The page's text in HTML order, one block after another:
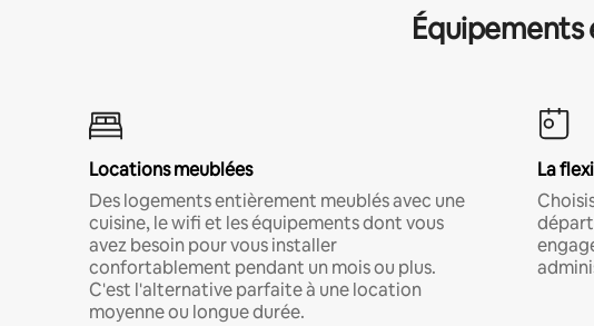
Équipements
Locations meublées
Des logements entièrement meublés avec une
cuisine, le wifi et les équipements dont vous
avez besoin pour vous installer
confortablement pendant un mois ou plus.
C'est l'alternative parfaite à une location
moyenne ou longue durée.
La
départ